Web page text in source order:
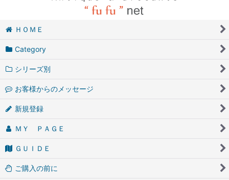
ＨＯＭＥ
Category
シリーズ別
お客様からのメッセージ
新規登録
ＭＹ ＰＡＧＥ
ＧＵＩＤＥ
ご購入の前に